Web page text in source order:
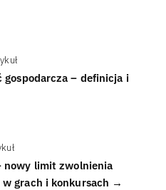
gospodarcza – definicja i
nowy limit zwolnienia
grach i konkursach →